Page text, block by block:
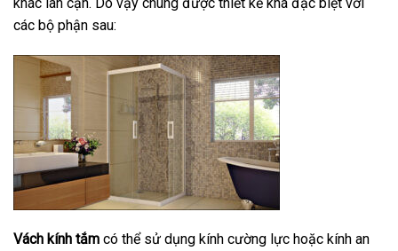
các bộ phận sau:
Vách kính tắm có thể sử dụng kính cường lực hoặc kính an